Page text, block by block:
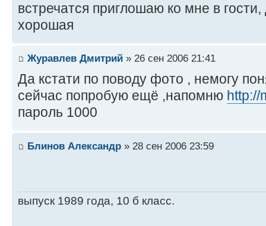
встречатся приглошаю ко мне в гости,
хорошая
Журавлев Дмитрий » 26 сен 2006 21:41
Да кстати по поводу фото , немогу
сейчас попробую ещё ,напомню http://
пароль 1000
Блинов Александр » 28 сен 2006 23:59
выпуск 1989 года, 10 б класс.